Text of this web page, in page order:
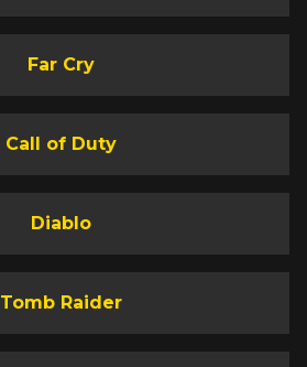
Far Cry
Call of Duty
Diablo
Tomb Raider